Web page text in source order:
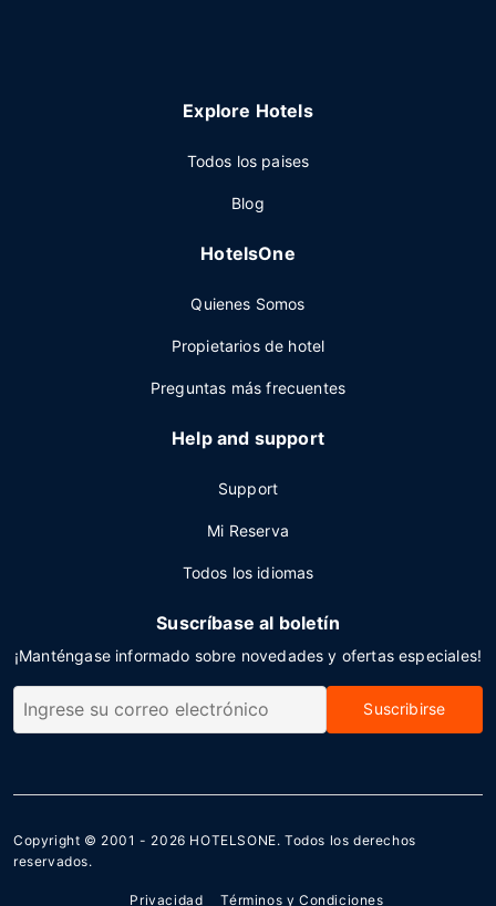
Explore Hotels
Todos los paises
Blog
HotelsOne
Quienes Somos
Propietarios de hotel
Preguntas más frecuentes
Help and support
Support
Mi Reserva
Todos los idiomas
Suscríbase al boletín
¡Manténgase informado sobre novedades y ofertas especiales!
Suscribirse
Copyright © 2001 - 2026 HOTELSONE. Todos los derechos
reservados.
Privacidad Términos y Condiciones